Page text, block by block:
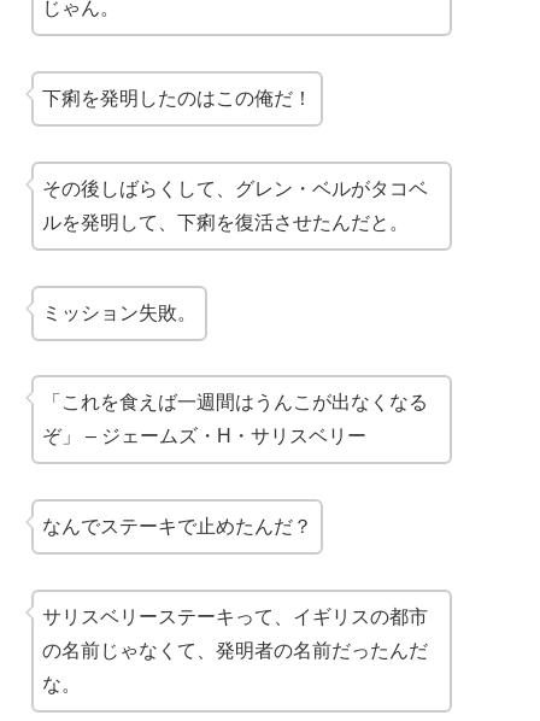
じゃん。
下痢を発明したのはこの俺だ！
その後しばらくして、グレン・ベルがタコベ
ルを発明して、下痢を復活させたんだと。
ミッション失敗。
「これを食えば一週間はうんこが出なくなる
ぞ」 – ジェームズ・H・サリスベリー
なんでステーキで止めたんだ？
サリスベリーステーキって、イギリスの都市
の名前じゃなくて、発明者の名前だったんだ
な。